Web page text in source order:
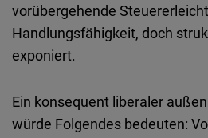
vorübergehende
Handlungsfähigkeit, doch
exponiert.
Ein konsequent liberaler
würde Folgendes bedeuten: